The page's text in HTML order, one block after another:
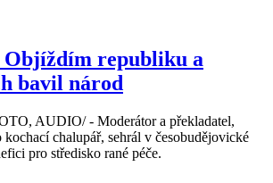
Objíždím republiku a
bavil národ
AUDIO/ - Moderátor a překladatel,
chalupář, sehrál v česobudějovické
pro středisko rané péče.